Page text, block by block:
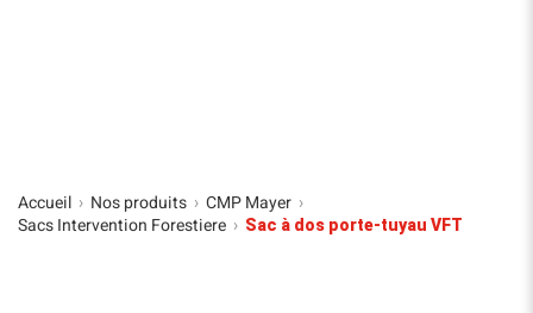
Accueil › Nos produits › CMP Mayer ›
Sacs Intervention Forestiere › Sac à dos porte-tuyau VFT